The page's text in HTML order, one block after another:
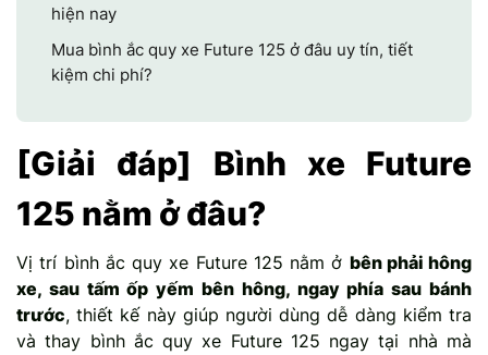
hiện nay
Mua bình ắc quy xe Future 125 ở đâu uy tín, tiết
kiệm chi phí?
[Giải đáp] Bình xe Future
125 nằm ở đâu?
Vị trí bình ắc quy xe Future 125 nằm ở bên phải hông
xe, sau tấm ốp yếm bên hông, ngay phía sau bánh
trước, thiết kế này giúp người dùng dễ dàng kiểm tra
và thay bình ắc quy xe Future 125 ngay tại nhà mà